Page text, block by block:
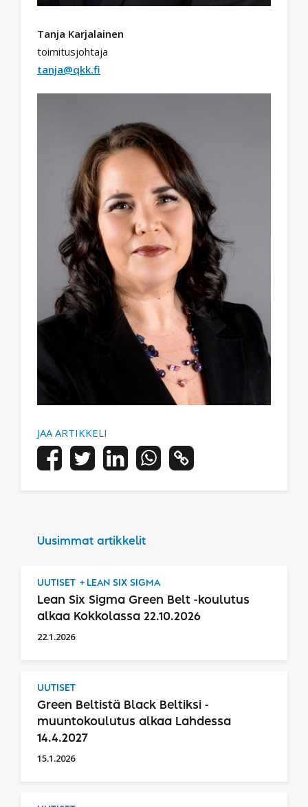
Tanja Karjalainen
toimitusjohtaja
tanja@qkk.fi
JAA ARTIKKELI
Uusimmat artikkelit
UUTISET LEAN SIX SIGMA
Lean Six Sigma Green Belt -koulutus
alkaa Kokkolassa 22.10.2026
22.1.2026
UUTISET
Green Beltistä Black Beltiksi -
muuntokoulutus alkaa Lahdessa
14.4.2027
15.1.2026